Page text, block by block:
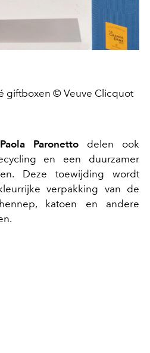
giftboxen © Veuve Clicquot
Paola Paronetto delen ook
en een duurzamer
Deze toewijding wordt
verpakking van de
katoen en andere